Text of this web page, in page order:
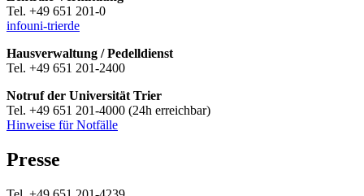
Tel. +49 651 201-0
infouni-trierde
Hausverwaltung / Pedelldienst
Tel. +49 651 201-2400
Notruf der Universität Trier
Tel. +49 651 201-4000 (24h erreichbar)
Hinweise für Notfälle
Presse